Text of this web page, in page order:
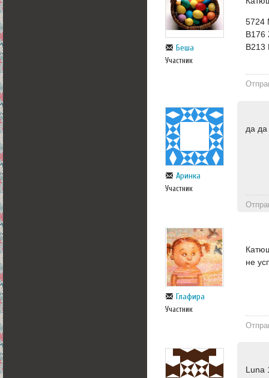
Беша
Участник
Аринка
Участник
да
Глафира
Участник
не
Luna